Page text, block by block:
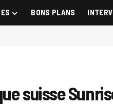
BONS PLANS
suisse